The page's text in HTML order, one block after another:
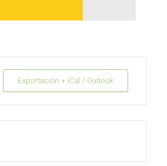
Exportación + iCal / Outlook